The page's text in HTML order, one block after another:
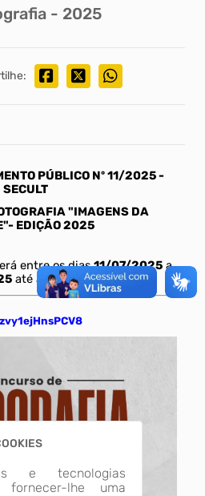
- 2025
PÚBLICO Nº 11/2025 -
SECULT
"IMAGENS DA
EDIÇÃO 2025
entre os dias11/07/2025 a
até às09h00min.
e tecnologias
fornecer-lhe uma